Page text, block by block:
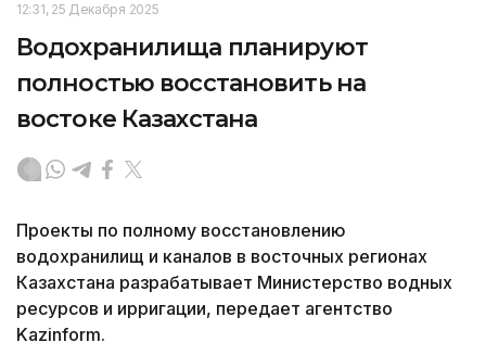
12:31, 25 Декабря 2025
Водохранилища планируют
полностью восстановить на
востоке Казахстана
Проекты по полному восстановлению
водохранилищ и каналов в восточных регионах
Казахстана разрабатывает Министерство водных
ресурсов и ирригации, передает агентство
Kazinform.